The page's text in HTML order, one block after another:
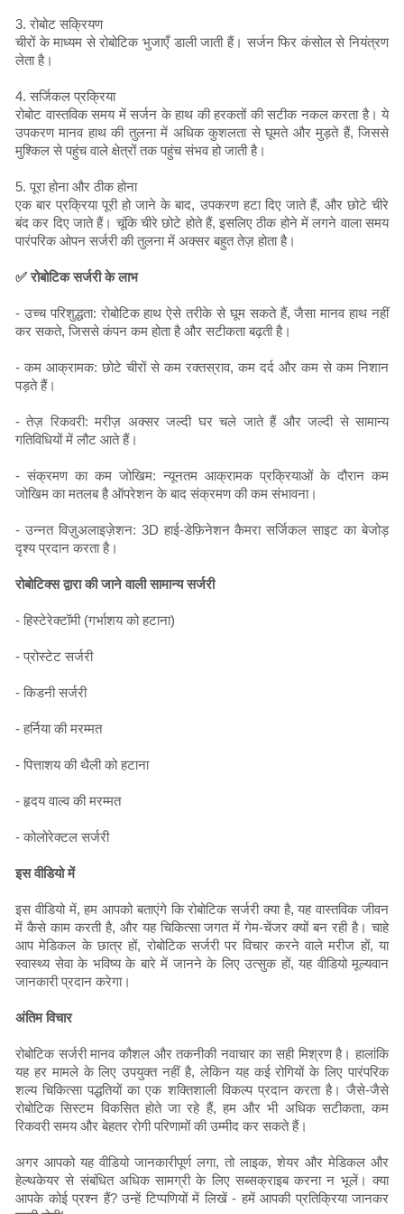
3. रोबोट सक्रियण
चीरों के माध्यम से रोबोटिक भुजाएँ डाली जाती हैं। सर्जन फिर कंसोल से नियंत्रण
लेता है।
4. सर्जिकल प्रक्रिया
रोबोट वास्तविक समय में सर्जन के हाथ की हरकतों की सटीक नकल करता है। ये
उपकरण मानव हाथ की तुलना में अधिक कुशलता से घूमते और मुड़ते हैं, जिससे
मुश्किल से पहुंच वाले क्षेत्रों तक पहुंच संभव हो जाती है।
5. पूरा होना और ठीक होना
एक बार प्रक्रिया पूरी हो जाने के बाद, उपकरण हटा दिए जाते हैं, और छोटे चीरे
बंद कर दिए जाते हैं। चूंकि चीरे छोटे होते हैं, इसलिए ठीक होने में लगने वाला समय
पारंपरिक ओपन सर्जरी की तुलना में अक्सर बहुत तेज़ होता है।
✅ रोबोटिक सर्जरी के लाभ
- उच्च परिशुद्धता: रोबोटिक हाथ ऐसे तरीके से घूम सकते हैं, जैसा मानव हाथ नहीं
कर सकते, जिससे कंपन कम होता है और सटीकता बढ़ती है।
- कम आक्रामक: छोटे चीरों से कम रक्तस्राव, कम दर्द और कम से कम निशान
पड़ते हैं।
- तेज़ रिकवरी: मरीज़ अक्सर जल्दी घर चले जाते हैं और जल्दी से सामान्य
गतिविधियों में लौट आते हैं।
- संक्रमण का कम जोखिम: न्यूनतम आक्रामक प्रक्रियाओं के दौरान कम
जोखिम का मतलब है ऑपरेशन के बाद संक्रमण की कम संभावना।
- उन्नत विज़ुअलाइज़ेशन: 3D हाई-डेफ़िनेशन कैमरा सर्जिकल साइट का बेजोड़
दृश्य प्रदान करता है।
रोबोटिक्स द्वारा की जाने वाली सामान्य सर्जरी
- हिस्टेरेक्टॉमी (गर्भाशय को हटाना)
- प्रोस्टेट सर्जरी
- किडनी सर्जरी
- हर्निया की मरम्मत
- पित्ताशय की थैली को हटाना
- हृदय वाल्व की मरम्मत
- कोलोरेक्टल सर्जरी
इस वीडियो में
इस वीडियो में, हम आपको बताएंगे कि रोबोटिक सर्जरी क्या है, यह वास्तविक जीवन
में कैसे काम करती है, और यह चिकित्सा जगत में गेम-चेंजर क्यों बन रही है। चाहे
आप मेडिकल के छात्र हों, रोबोटिक सर्जरी पर विचार करने वाले मरीज हों, या
स्वास्थ्य सेवा के भविष्य के बारे में जानने के लिए उत्सुक हों, यह वीडियो मूल्यवान
जानकारी प्रदान करेगा।
अंतिम विचार
रोबोटिक सर्जरी मानव कौशल और तकनीकी नवाचार का सही मिश्रण है। हालांकि
यह हर मामले के लिए उपयुक्त नहीं है, लेकिन यह कई रोगियों के लिए पारंपरिक
शल्य चिकित्सा पद्धतियों का एक शक्तिशाली विकल्प प्रदान करता है। जैसे-जैसे
रोबोटिक सिस्टम विकसित होते जा रहे हैं, हम और भी अधिक सटीकता, कम
रिकवरी समय और बेहतर रोगी परिणामों की उम्मीद कर सकते हैं।
अगर आपको यह वीडियो जानकारीपूर्ण लगा, तो लाइक, शेयर और मेडिकल और
हेल्थकेयर से संबंधित अधिक सामग्री के लिए सब्सक्राइब करना न भूलें। क्या
आपके कोई प्रश्न हैं? उन्हें टिप्पणियों में लिखें - हमें आपकी प्रतिक्रिया जानकर